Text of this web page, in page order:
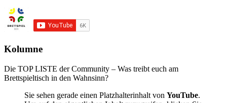
Kolumne
Die TOP LISTE der Community – Was treibt euch am
Brettspieltisch in den Wahnsinn?
Sie sehen gerade einen Platzhalterinhalt von YouTube.